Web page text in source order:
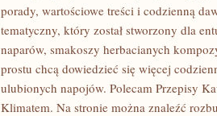
porady, wartościowe treści i codzienną
tematyczny, który został stworzony dla
naparów, smakoszy herbacianych
prostu chcą dowiedzieć się więcej
ulubionych napojów. Polecam Przepisy
Klimatem. Na stronie można znaleźć